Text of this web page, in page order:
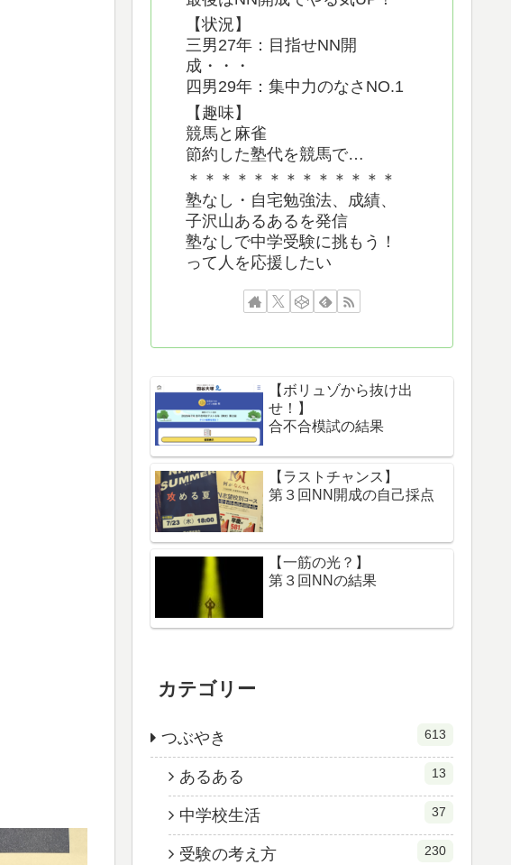
【状況】
三男27年：目指せNN開
成・・・
四男29年：集中力のなさNO.1
【趣味】
競馬と麻雀
節約した塾代を競馬で…
＊＊＊＊＊＊＊＊＊＊＊＊＊
塾なし・自宅勉強法、成績、
子沢山あるあるを発信
塾なしで中学受験に挑もう！
って人を応援したい
【ボリュゾから抜け出
せ！】
合不合模試の結果
【ラストチャンス】
第３回NN開成の自己採点
【一筋の光？】
第３回NNの結果
カテゴリー
つぶやき 613
あるある 13
中学校生活 37
受験の考え方 230